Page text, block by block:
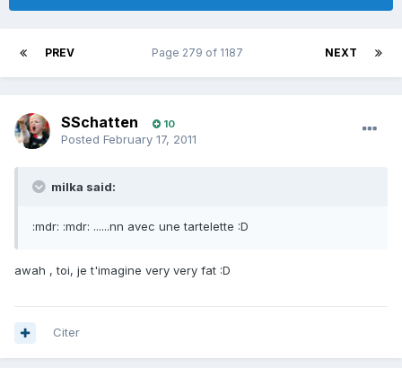
PREV NEXT
Page 279 of 1187
SSchatten 10
Posted February 17, 2011
milka said:
:mdr: :mdr: ......nn avec une tartelette :D
awah , toi, je t'imagine very very fat :D
Citer